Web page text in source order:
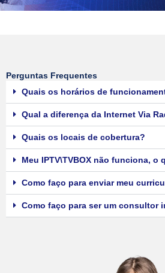
Perguntas Frequentes
Quais os horários de
Qual a diferença da Internet Via
Quais os locais de cobertura?
Meu IPTV\TVBOX não funciona, o
Como faço para enviar meu
Como faço para ser um consultor